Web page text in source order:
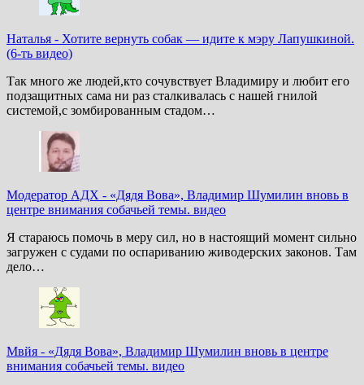
Наталья - Хотите вернуть собак — идите к мэру Лапушкиной.
(6-ть видео)
Так много же людей,кто сочувствует Владимиру и любит его
подзащитных сама ни раз сталкивалась с нашей гнилой
системой,с зомбированным стадом…
Модератор АДХ - «Дядя Вова», Владимир Шумилин вновь в
центре внимания собачьей темы. видео
Я стараюсь помочь в меру сил, но в настоящий момент сильно
загружен с судами по оспариванию живодерских законов. Там
дело…
Мвйя - «Дядя Вова», Владимир Шумилин вновь в центре
внимания собачьей темы. видео